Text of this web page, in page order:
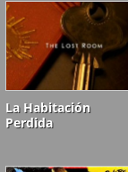
La Habitación
Perdida